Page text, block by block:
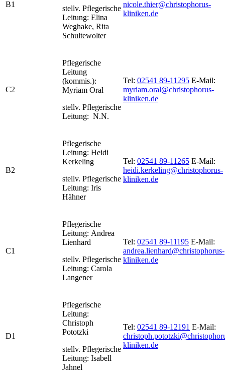
B1
stellv. Pflegerische
Leitung: Elina
Weghake, Rita
Schultewolter
nicole.thier@christophorus-
kliniken.de
C2
Pflegerische
Leitung
(kommis.):
Myriam Oral
stellv. Pflegerische
Leitung: N.N.
Tel: 02541 89-11295 E-Mail:
myriam.oral@christophorus-
kliniken.de
B2
Pflegerische
Leitung: Heidi
Kerkeling
stellv. Pflegerische
Leitung: Iris
Hähner
Tel: 02541 89-11265 E-Mail:
heidi.kerkeling@christophorus-
kliniken.de
C1
Pflegerische
Leitung: Andrea
Lienhard
stellv. Pflegerische
Leitung: Carola
Langener
Tel: 02541 89-11195 E-Mail:
andrea.lienhard@christophorus-
kliniken.de
D1
Pflegerische
Leitung:
Christoph
Pototzki
stellv. Pflegerische
Leitung: Isabell
Jahnel
Tel: 02541 89-12191 E-Mail:
kliniken.de